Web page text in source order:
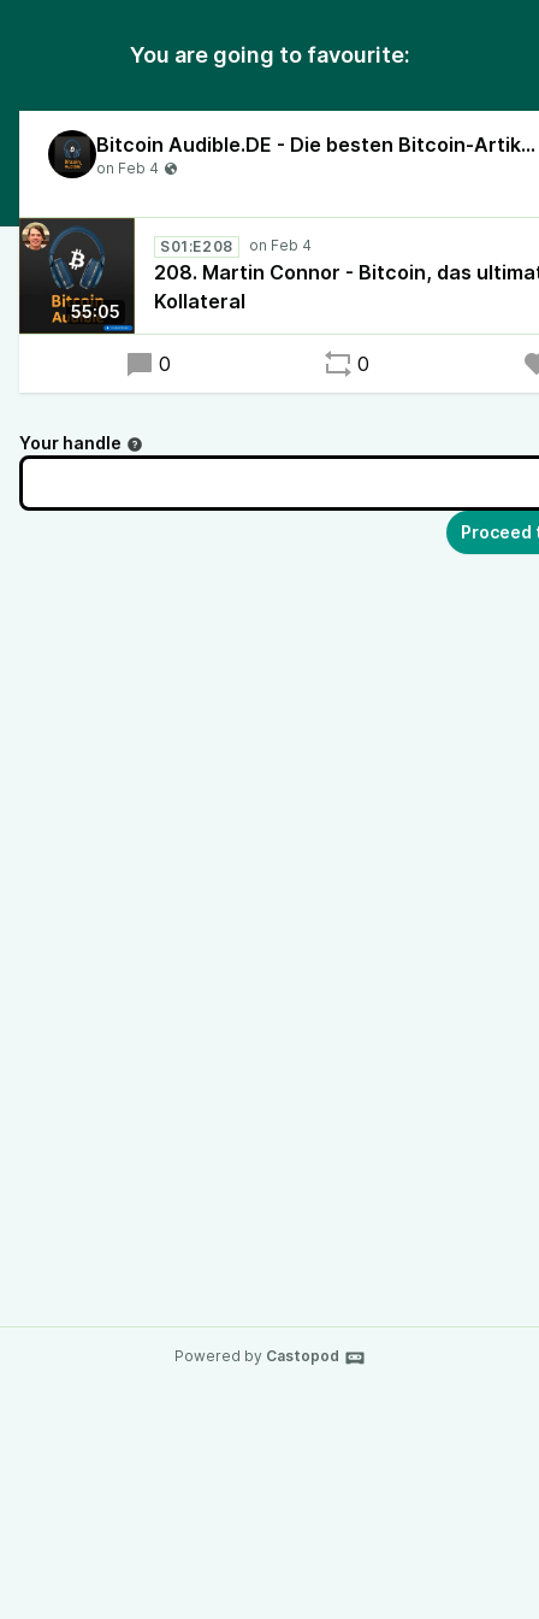
You are going to favourite:
Bitcoin Audible.DE - Die besten Bitcoin-Artikel, vorgelesen in deutscher Sprache!
55:05
S01:E208
208. Martin Connor - Bitcoin, das
Kollateral
0 0
Your handle
Powered by Castopod